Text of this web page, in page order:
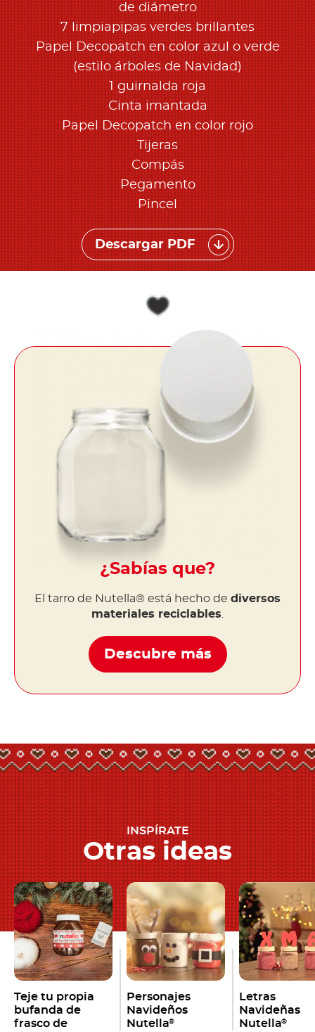
de diámetro
7 limpiapipas verdes brillantes
Papel Decopatch en color azul o verde
(estilo árboles de Navidad)
1 guirnalda roja
Cinta imantada
Papel Decopatch en color rojo
Tijeras
Compás
Pegamento
Pincel
Descargar PDF
¿Sabías que?
El tarro de Nutella® está hecho de diversos
materiales reciclables.
Descubre más
INSPÍRATE
Otras ideas
Teje tu propia
bufanda de
frasco de
Personajes
Navideños
Nutella®
Letras
Navideñas
Nutella®